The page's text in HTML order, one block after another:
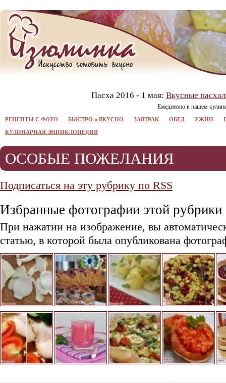
Пасха 2016 - 1 мая: Вкусные
Ежедневно в нашем
РЕЦЕПТЫ С ФОТО БЫСТРО и ВКУСНО ЗАВТРАК ОБЕД УЖИН
КУЛИНАРНАЯ ЭНЦИКЛОПЕДИЯ
ОСОБЫЕ ПОЖЕЛАНИЯ
Подписаться на эту рубрику по RSS
Избранные фотографии этой рубрики
При нажатии на изображение, вы
статью, в которой была опубликована